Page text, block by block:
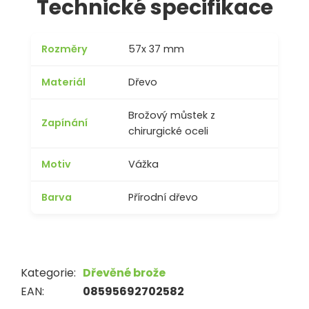
a jedinečnost.
Technické specifikace
Rozměry 57x 37 mm
Materiál Dřevo
Zapínání
Brožový můstek z
chirurgické oceli
Motiv Vážka
Barva Přírodní dřevo
Kategorie: Dřevěné brože
EAN: 08595692702582